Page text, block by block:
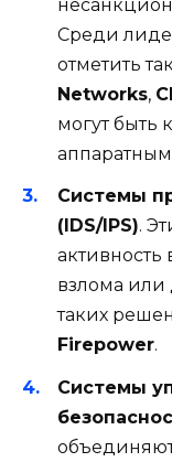
Среди
отметить
Networks,
могут быть
Системы
(IDS/IPS).
взлома
таких
Firepower.
Системы